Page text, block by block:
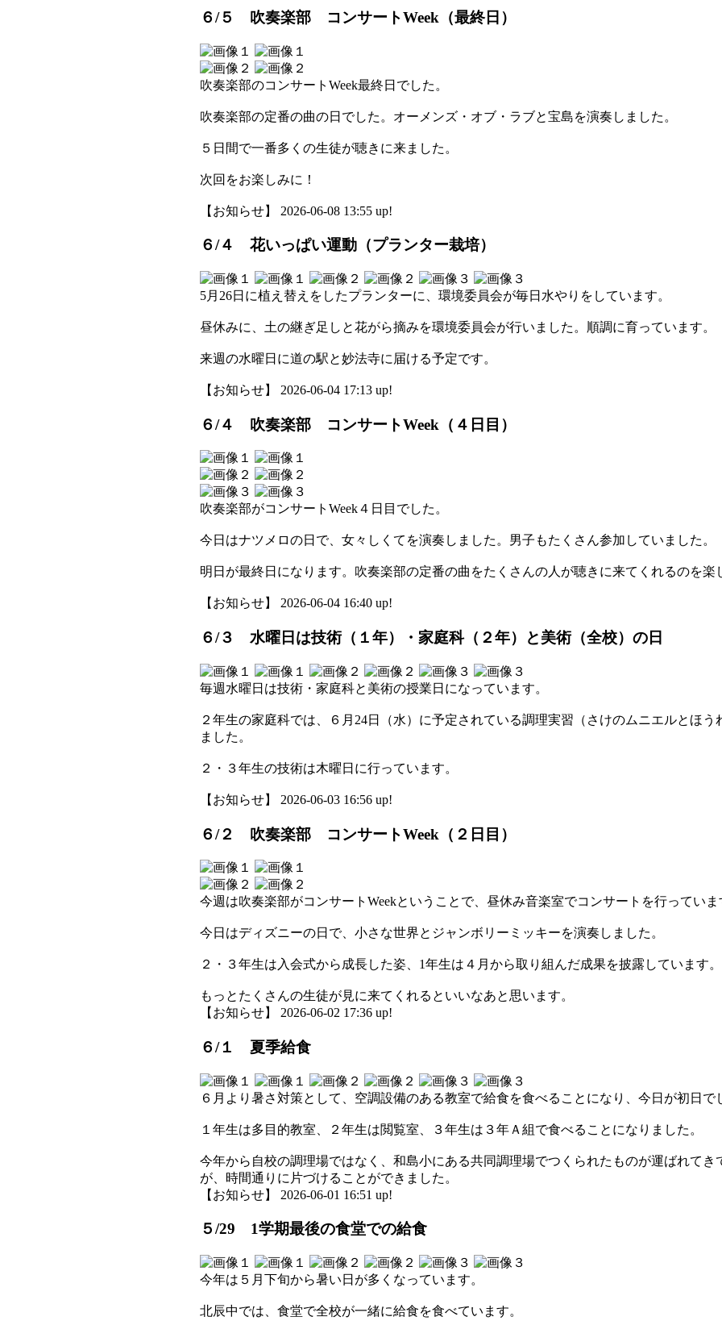
６/５ 吹奏楽部 コンサートWeek（最終日）
吹奏楽部のコンサートWeek最終日でした。
吹奏楽部の定番の曲の日でした。オーメンズ・オブ・ラブと宝島を演奏しました。
５日間で一番多くの生徒が聴きに来ました。
次回をお楽しみに！
【お知らせ】 2026-06-08 13:55 up!
６/４ 花いっぱい運動（プランター栽培）
5月26日に植え替えをしたプランターに、環境委員会が毎日水やりをしています。
昼休みに、土の継ぎ足しと花がら摘みを環境委員会が行いました。順調に育っています。
来週の水曜日に道の駅と妙法寺に届ける予定です。
【お知らせ】 2026-06-04 17:13 up!
６/４ 吹奏楽部 コンサートWeek（４日目）
吹奏楽部がコンサートWeek４日目でした。
今日はナツメロの日で、女々しくてを演奏しました。男子もたくさん参加していました。
明日が最終日になります。吹奏楽部の定番の曲をたくさんの人が聴きに来てくれるのを楽
【お知らせ】 2026-06-04 16:40 up!
６/３ 水曜日は技術（１年）・家庭科（２年）と美術（全校）の日
毎週水曜日は技術・家庭科と美術の授業日になっています。
２年生の家庭科では、６月24日（水）に予定されている調理実習（さけのムニエルとほ
ました。
２・３年生の技術は木曜日に行っています。
【お知らせ】 2026-06-03 16:56 up!
６/２ 吹奏楽部 コンサートWeek（２日目）
今週は吹奏楽部がコンサートWeekということで、昼休み音楽室でコンサートを行っていま
今日はディズニーの日で、小さな世界とジャンボリーミッキーを演奏しました。
２・３年生は入会式から成長した姿、1年生は４月から取り組んだ成果を披露しています。
もっとたくさんの生徒が見に来てくれるといいなあと思います。
【お知らせ】 2026-06-02 17:36 up!
６/１ 夏季給食
６月より暑さ対策として、空調設備のある教室で給食を食べることになり、今日が初日で
１年生は多目的教室、２年生は閲覧室、３年生は３年Ａ組で食べることになりました。
今年から自校の調理場ではなく、和島小にある共同調理場でつくられたものが運ばれて
が、時間通りに片づけることができました。
【お知らせ】 2026-06-01 16:51 up!
５/29 1学期最後の食堂での給食
今年は５月下旬から暑い日が多くなっています。
北辰中では、食堂で全校が一緒に給食を食べています。